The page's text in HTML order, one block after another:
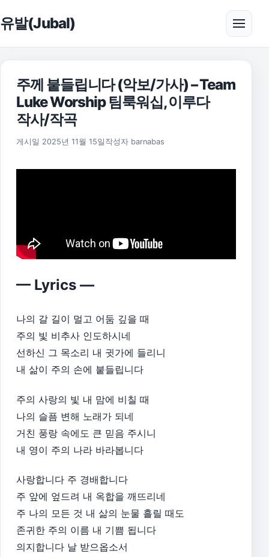
유발(Jubal) 메뉴
주께 붙들립니다 (악보/가사) – Team
Luke Worship 팀룩워십, 이루다
작사/작곡
게시일 2025년 11월 15일 2025년 11월 17일
작성자 barnabas
— Lyrics —
나의 갈 길이 멀고 어둠 깊을 때
주의 빛 비추사 인도하시네
선하신 그 목소리 내 귓가에 들리니
내 삶이 주의 손에 붙들립니다
주의 사랑의 빛 내 맘에 비칠 때
나의 슬픔 변해 노래가 되네
거친 풍랑 속에도 큰 믿음 주시니
내 영이 주의 나라 바라봅니다
사랑합니다 주 경배합니다
주 앞에 엎드려 내 옥합을 깨뜨리네
주 나의 모든 것 내 삶의 눈물 흘릴 때도
존귀한 주의 이름 내 기쁨 됩니다
의지합니다 날 받으옵소서